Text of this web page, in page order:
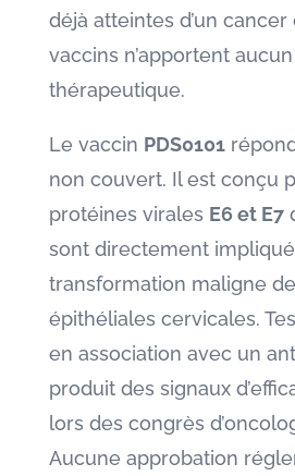
déjà atteintes d’un
vaccins n’apportent
thérapeutique.
Le vaccin PDS0101
non couvert. Il est conçu
protéines virales E6 et E7
sont directement
transformation maligne
épithéliales cervicales.
en association avec un
produit des signaux
lors des congrès
Aucune approbation